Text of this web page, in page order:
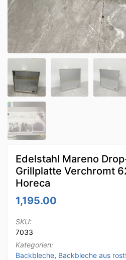
Edelstahl Mareno
Grillplatte Verchromt
Horeca
1,195.00
SKU:
7033
Kategorien:
Backbleche, Backbleche aus